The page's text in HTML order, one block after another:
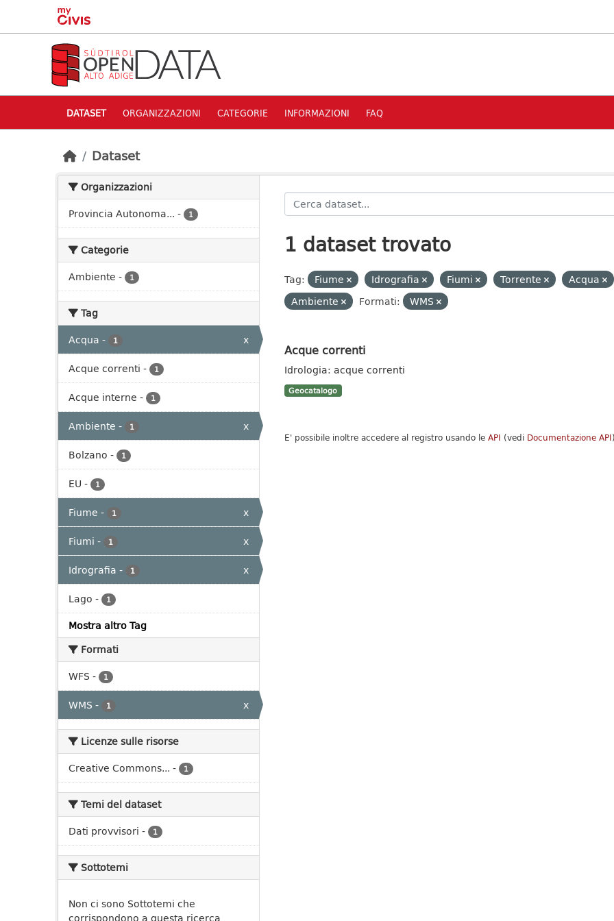
Skip to main content
DATASET ORGANIZZAZIONI CATEGORIE INFORMAZIONI FAQ
Dataset
Organizzazioni
Provincia Autonoma... - 1
Categorie
Ambiente - 1
Tag
Acqua - 1
x
Acque correnti - 1
Acque interne - 1
Ambiente - 1
x
Bolzano - 1
EU - 1
Fiume - 1
x
Fiumi - 1
x
Idrografia - 1
x
Lago - 1
Mostra altro Tag
Formati
WFS - 1
WMS - 1 x
Licenze sulle risorse
Creative Commons... - 1
Temi del dataset
Dati provvisori - 1
Sottotemi
Non ci sono Sottotemi che
corrispondono a questa ricerca
1 dataset trovato
Tag: Fiume Idrografia Fiumi Torrente
Acqua
Ambiente
Formati: WMS
Acque correnti
Idrologia: acque correnti
Geocatalogo
E' possibile inoltre accedere al registro usando le API (vedi Documentazione API